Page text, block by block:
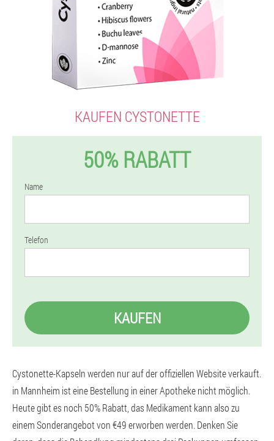
KAUFEN CYSTONETTE
50% RABATT
Name
Telefon
KAUFEN
Cystonette-Kapseln werden nur auf der offiziellen Website verkauft.
in Mannheim ist eine Bestellung in einer Apotheke nicht möglich.
Heute gibt es noch 50% Rabatt, das Medikament kann also zu
einem Sonderangebot von €49 erworben werden. Denken Sie